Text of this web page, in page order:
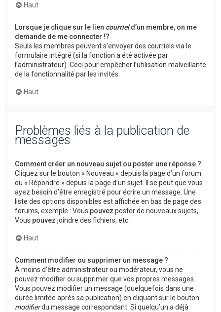
Haut
Lorsque je clique sur le lien courrield’un membre, on me
demande de me connecter !?
Seuls les membres peuvent s’envoyer des courriels via le
formulaire intégré (si la fonction a été activée par
l’administrateur). Ceci pour empêcher l’utilisation malveillante
de la fonctionnalité par les invités.
Haut
Problèmes liés à la publication de
messages
Comment créer un nouveau sujet ou poster une réponse ?
Cliquez sur le bouton « Nouveau » depuis la page d’un forum
ou « Répondre » depuis la page d’un sujet. Il se peut que vous
ayez besoin d’être enregistré pour écrire un message. Une
liste des options disponibles est affichée en bas de page des
forums, exemple : Vous pouvez poster de nouveaux sujets,
Vous pouvez joindre des fichiers, etc.
Haut
Comment modifier ou supprimer un message ?
À moins d’être administrateur ou modérateur, vous ne
pouvez modifier ou supprimer que vos propres messages.
Vous pouvez modifier un message (quelquefois dans une
durée limitée après sa publication) en cliquant sur le bouton
modifierdu message correspondant. Si quelqu’un a déjà